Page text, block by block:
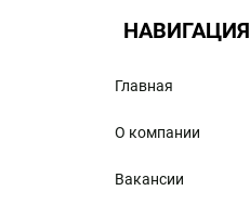
НАВИГАЦИЯ
Главная
О компании
Вакансии